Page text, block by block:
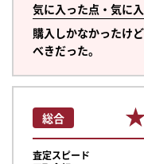
気に入った点・気に
購入しかなかったけ
べきだった。
総合
査定スピード